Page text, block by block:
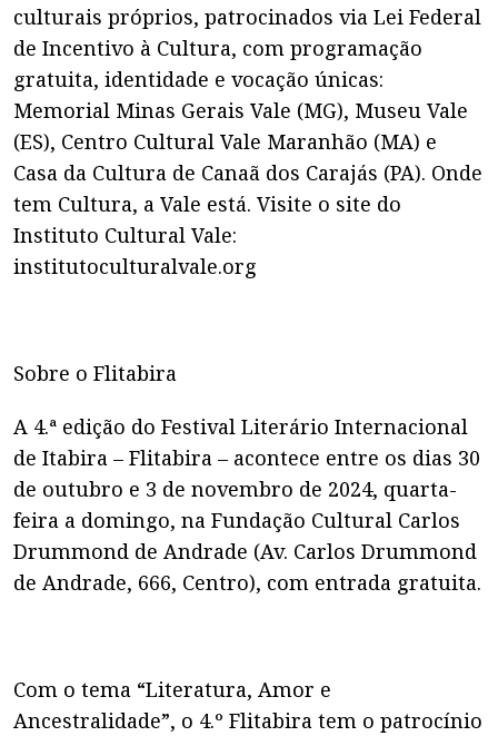
culturais próprios, patrocinados via Lei Federal
de Incentivo à Cultura, com programação
gratuita, identidade e vocação únicas:
Memorial Minas Gerais Vale (MG), Museu Vale
(ES), Centro Cultural Vale Maranhão (MA) e
Casa da Cultura de Canaã dos Carajás (PA). Onde
tem Cultura, a Vale está. Visite o site do
Instituto Cultural Vale:
institutoculturalvale.org
Sobre o Flitabira
A 4.ª edição do Festival Literário Internacional
de Itabira – Flitabira – acontece entre os dias 30
de outubro e 3 de novembro de 2024, quarta-
feira a domingo, na Fundação Cultural Carlos
Drummond de Andrade (Av. Carlos Drummond
de Andrade, 666, Centro), com entrada gratuita.
Com o tema “Literatura, Amor e
Ancestralidade”, o 4.º Flitabira tem o patrocínio